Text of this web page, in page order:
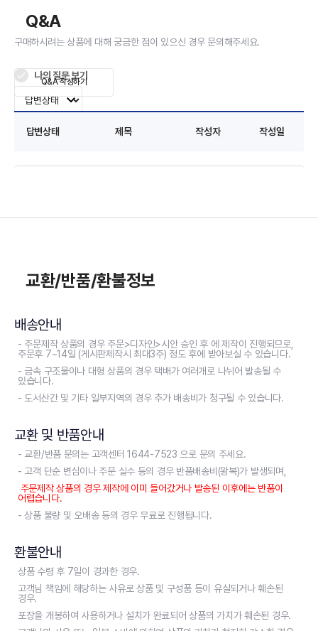
Q&A
구매하시려는 상품에 대해 궁금한 점이 있으신 경우 문의해주세요.
나의 질문 보기
답변상태 제목 작성자 작성일
Q&A 작성하기
교환/반품/환불정보
배송안내
- 주문제작 상품의 경우 주문>디자인>시안 승인 후 에 제작이 진행되므로,
주문후 7~14일 (게시판제작시 최대3주) 정도 후에 받아보실 수 있습니다.
- 금속 구조물이나 대형 상품의 경우 택배가 여러개로 나뉘어 발송될 수
있습니다.
- 도서산간 및 기타 일부지역의 경우 추가 배송비가 청구될 수 있습니다.
교환 및 반품안내
- 교환/반품 문의는 고객센터 1644-7523 으로 문의 주세요.
- 고객 단순 변심이나 주문 실수 등의 경우 반품배송비(왕복)가 발생되며,
주문제작 상품의 경우 제작에 이미 들어갔거나 발송된 이후에는 반품이
어렵습니다.
- 상품 불량 및 오배송 등의 경우 무료로 진행됩니다.
환불안내
상품 수령 후 7일이 경과한 경우.
고객님 책임에 해당하는 사유로 상품 및 구성품 등이 유실되거나 훼손된
경우.
포장을 개봉하여 사용하거나 설치가 완료되어 상품의 가치가 훼손된 경우.